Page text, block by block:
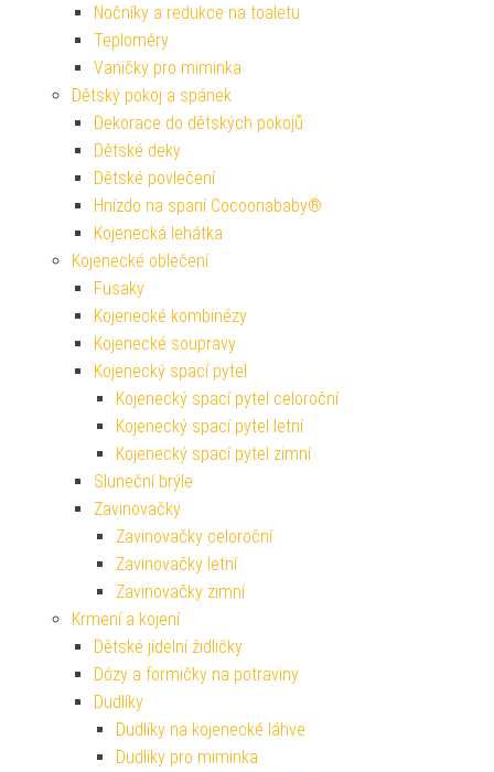
Nočníky a redukce na toaletu
Teploměry
Vaničky pro miminka
Dětský pokoj a spánek
Dekorace do dětských pokojů
Dětské deky
Dětské povlečení
Hnízdo na spaní Cocoonababy®
Kojenecká lehátka
Kojenecké oblečení
Fusaky
Kojenecké kombinézy
Kojenecké soupravy
Kojenecký spací pytel
Kojenecký spací pytel celoroční
Kojenecký spací pytel letní
Kojenecký spací pytel zimní
Sluneční brýle
Zavinovačky
Zavinovačky celoroční
Zavinovačky letní
Zavinovačky zimní
Krmení a kojení
Dětské jídelní židličky
Dózy a formičky na potraviny
Dudlíky
Dudlíky na kojenecké láhve
Dudlíky pro miminka